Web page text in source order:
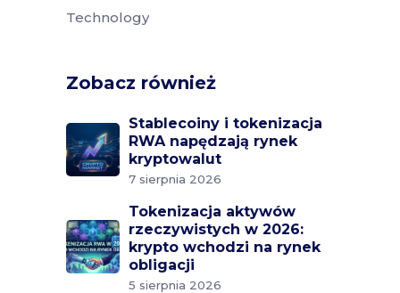
Technology
Zobacz również
Stablecoiny i tokenizacja
RWA napędzają rynek
kryptowalut
7 sierpnia 2026
Tokenizacja aktywów
rzeczywistych w 2026:
krypto wchodzi na rynek
obligacji
5 sierpnia 2026